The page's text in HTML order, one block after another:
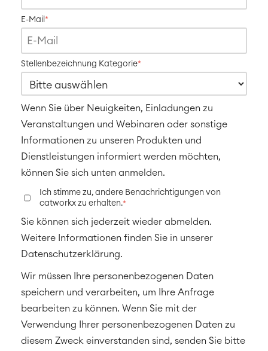
ÜBER UNS
E-Mail *
Stellenbezeichnung Kategorie*
Wenn Sie über Neuigkeiten, Einladungen zu
Veranstaltungen und Webinaren oder sonstige
Informationen zu unseren Produkten und
Dienstleistungen informiert werden möchten,
können Sie sich unten anmelden.
Ich stimme zu, andere Benachrichtigungen von
catworkx zu erhalten.*
Sie können sich jederzeit wieder abmelden.
Weitere Informationen finden Sie in unserer
Datenschutzerklärung.
Wir müssen Ihre personenbezogenen Daten
speichern und verarbeiten, um Ihre Anfrage
bearbeiten zu können. Wenn Sie mit der
Verwendung Ihrer personenbezogenen Daten zu
diesem Zweck einverstanden sind, senden Sie bitte